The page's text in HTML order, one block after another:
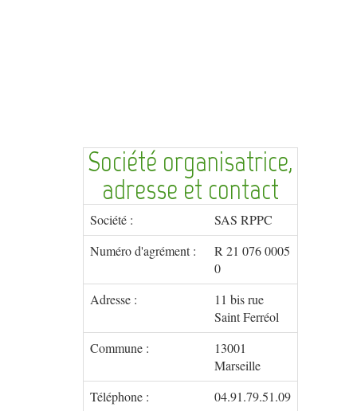
Société organisatrice,
adresse et contact
Société :
SAS RPPC
Numéro d'agrément :
R 21 076 0005
0
Adresse :
11 bis rue
Saint Ferréol
Commune :
13001
Marseille
Téléphone :
04.91.79.51.09